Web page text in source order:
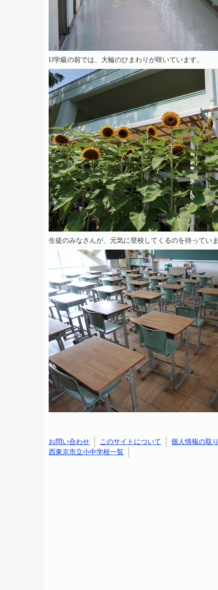
IJ学級の前では、大輪のひまわりが咲いています。
生徒のみなさんが、元気に登校してくるのを待ってい
お問い合わせ このサイトについて
個人情報の取
西東京市立小中学校一覧